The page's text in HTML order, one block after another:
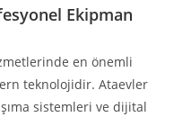
Ekipman
en önemli
teknolojidir. Ataevler
sistemleri ve dijital